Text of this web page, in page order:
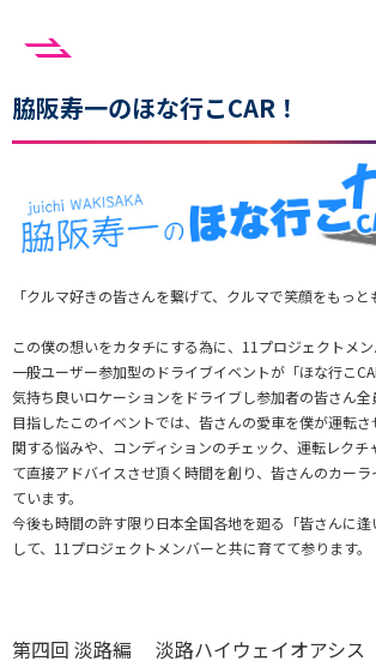
脇阪寿一のほな行こCAR！
「クルマ好きの皆さんを繋げて、クルマで笑顔をもっと
この僕の想いをカタチにする為に、11プロジェクトメ
一般ユーザー参加型のドライブイベントが「ほな行こ
気持ち良いロケーションをドライブし参加者の皆さん
目指したこのイベントでは、皆さんの愛車を僕が運転さ
関する悩みや、コンディションのチェック、運転レクチ
て直接アドバイスさせ頂く時間を創り、皆さんのカー
ています。
今後も時間の許す限り日本全国各地を廻る「皆さんに逢
して、11プロジェクトメンバーと共に育てて参ります。
第四回 淡路編 淡路ハイウェイオアシ